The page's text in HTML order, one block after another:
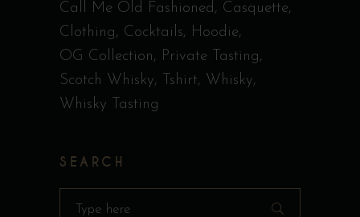
Call Me Old Fashioned
Casquette
Clothing
Cocktails
Hoodie
OG Collection
Private Tasting
Scotch Whisky
Tshirt
Whisky
Whisky Tasting
SEARCH